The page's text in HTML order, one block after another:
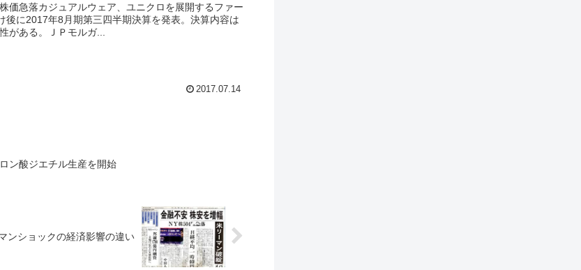
価急落カジュアルウェア、ユニクロを展開するファー
後に2017年8月期第三四半期決算を発表。決算内容は
がある。ＪＰモルガ...
2017.07.14
ン酸ジエチル生産を開始
ンショックの経済影響の違い